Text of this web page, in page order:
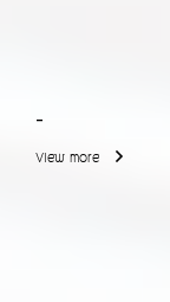
-
View more